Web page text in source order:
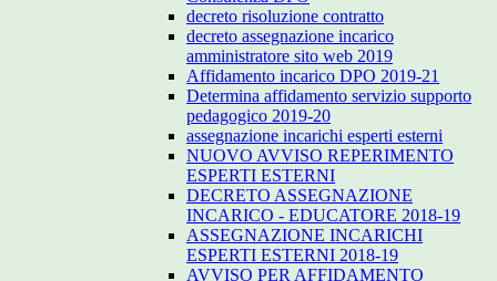
decreto risoluzione contratto
decreto assegnazione incarico
amministratore sito web 2019
Affidamento incarico DPO 2019-21
Determina affidamento servizio supporto
pedagogico 2019-20
assegnazione incarichi esperti esterni
NUOVO AVVISO REPERIMENTO
ESPERTI ESTERNI
DECRETO ASSEGNAZIONE
INCARICO - EDUCATORE 2018-19
ASSEGNAZIONE INCARICHI
ESPERTI ESTERNI 2018-19
AVVISO PER AFFIDAMENTO